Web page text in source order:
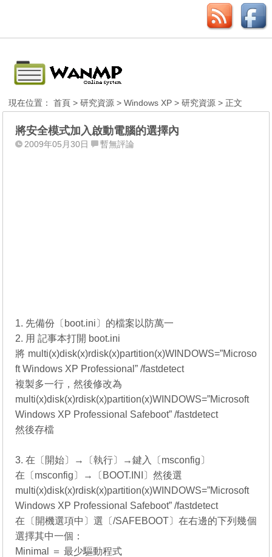
現在位置：首頁 >研究資源 >Windows XP >研究資源 > 正文
將安全模式加入啟動電腦的選擇內
2009年05月30日 暫無評論
1. 先備份〔boot.ini〕的檔案以防萬一
2. 用 記事本打開 boot.ini
將 multi(x)disk(x)rdisk(x)partition(x)WINDOWS=”Microso
ft Windows XP Professional” /fastdetect
複製多一行，然後修改為
multi(x)disk(x)rdisk(x)partition(x)WINDOWS=”Microsoft
Windows XP Professional Safeboot” /fastdetect
然後存檔
3. 在〔開始〕→〔執行〕→鍵入〔msconfig〕
在〔msconfig〕→〔BOOT.INI〕然後選
multi(x)disk(x)rdisk(x)partition(x)WINDOWS=”Microsoft
Windows XP Professional Safeboot” /fastdetect
在〔開機選項中〕選〔/SAFEBOOT〕在右邊的下列幾個
選擇其中一個：
Minimal ＝ 最少驅動程式